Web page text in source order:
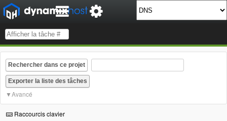
Rechercher dans ce projet
Avancé
Raccourcis clavier